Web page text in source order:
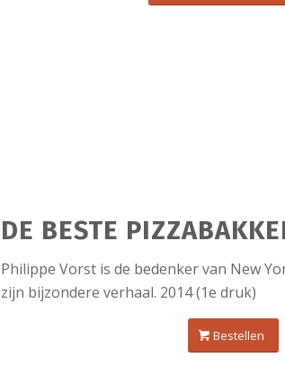
DE BESTE
Philippe Vorst is de bedenker van New
zijn bijzondere verhaal. 2014 (1e druk)
Bestellen